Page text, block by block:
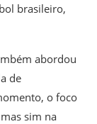
brasileiro,
abordou
de
o foco
sim na